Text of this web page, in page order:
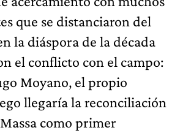
que se distanciaron del
la diáspora de la década
el conflicto con el campo:
Moyano, el propio
llegaría la reconciliación
como primer